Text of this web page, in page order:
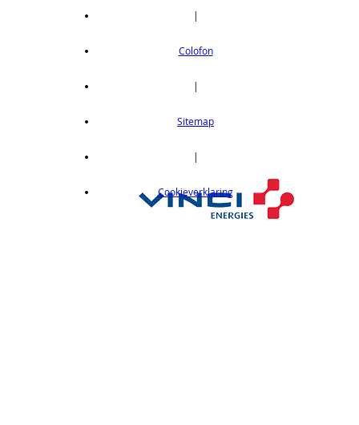
|
Colofon
|
Sitemap
|
Cookieverklaring